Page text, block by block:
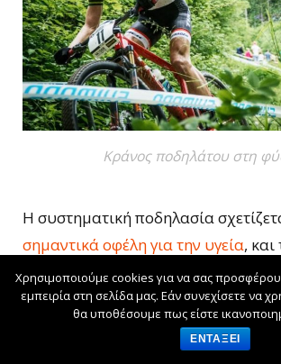
Κράνος ποδηλάτου στη
Η συστηματική ποδηλασία
σημαντικά οφέλη για την υγεία,
αυτά υπερτερούν σε μεγάλο βαθμό
ατυχημάτων.
Το ήξερες ότι τα τρία τέταρτα των
Χρησιμοποιούμε cookies για να σας
εμπειρία στη σελίδα μας. Εάν συνεχίσετε να
θα υποθέσουμε πως είστε
ΕΝΤΆΞΕΙ